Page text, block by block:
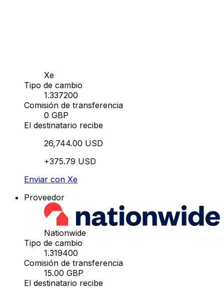
Xe
Tipo de cambio
1.337200
Comisión de transferencia
0 GBP
El destinatario recibe
26,744.00 USD
+375.79 USD
Enviar con Xe
Proveedor
Nationwide
Tipo de cambio
1.319400
Comisión de transferencia
15.00 GBP
El destinatario recibe